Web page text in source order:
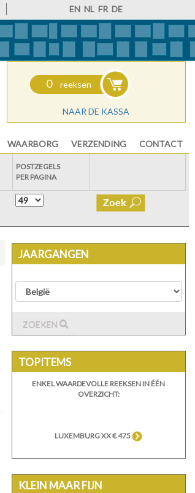
EN NL FR DE
0 reeksen
NAAR DE KASSA
WAARBORG VERZENDING CONTACT
POSTZEGELS
PER PAGINA
JAARGANGEN
ZOEKEN
TOPITEMS
ENKEL WAARDEVOLLE REEKSEN IN ÉÉN
OVERZICHT:
LUXEMBURG XX € 475
KLEIN MAAR FIJN